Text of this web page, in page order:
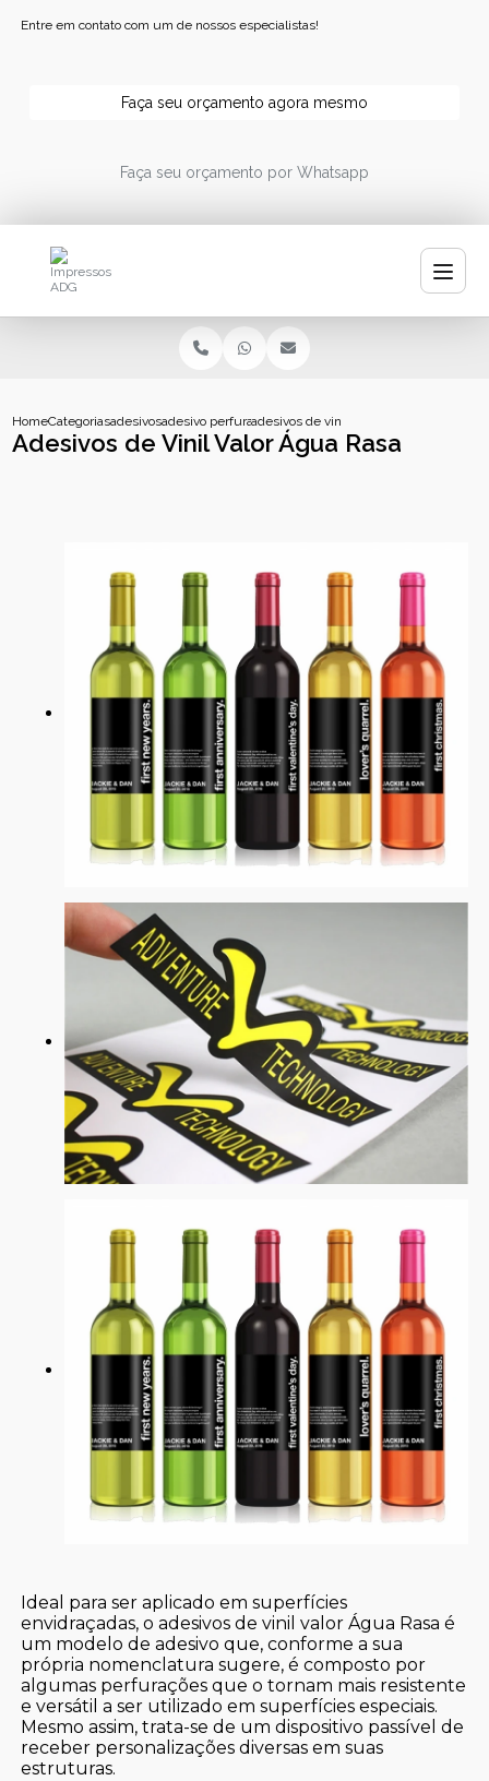
Entre em contato com um de nossos especialistas!
Faça seu orçamento agora mesmo
Faça seu orçamento por Whatsapp
HomeCategoriasadesivosadesivo perfurado personalizado
adesivos de vinil valor agua rasa
Adesivos de Vinil Valor Água Rasa
Ideal para ser aplicado em superfícies
envidraçadas, o adesivos de vinil valor Água Rasa é
um modelo de adesivo que, conforme a sua
própria nomenclatura sugere, é composto por
algumas perfurações que o tornam mais resistente
e versátil a ser utilizado em superfícies especiais.
Mesmo assim, trata-se de um dispositivo passível de
receber personalizações diversas em suas
estruturas.